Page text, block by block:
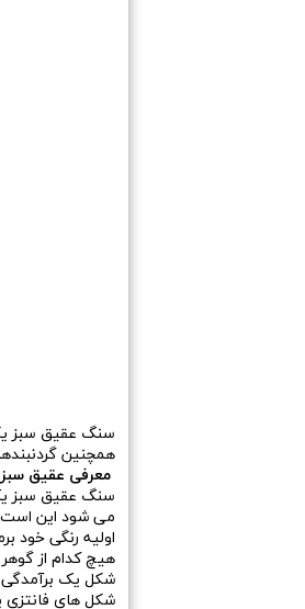
سنگ عقیق سبز
همچنین
معرفی عقیق سبز
سنگ عقیق سبز
می شود این است
اولیه رنگی خود
هیچ کدام از
شکل یک برآمدگی
شکل های فانتزی